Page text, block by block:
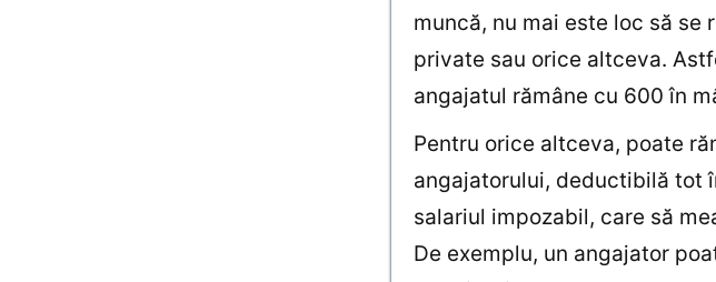
muncă, nu mai este loc să
private sau orice altceva.
angajatul rămâne cu 600 în
Pentru orice altceva, poate
angajatorului, deductibilă tot
salariul impozabil, care să
De exemplu, un angajator